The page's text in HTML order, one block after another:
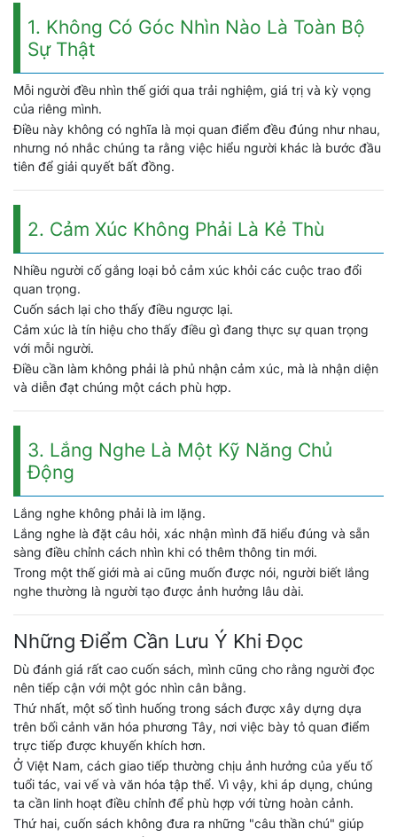
1. Không Có Góc Nhìn Nào Là Toàn Bộ
Sự Thật
Mỗi người đều nhìn thế giới qua trải nghiệm, giá trị và kỳ vọng
của riêng mình.
Điều này không có nghĩa là mọi quan điểm đều đúng như nhau,
nhưng nó nhắc chúng ta rằng việc hiểu người khác là bước đầu
tiên để giải quyết bất đồng.
2. Cảm Xúc Không Phải Là Kẻ Thù
Nhiều người cố gắng loại bỏ cảm xúc khỏi các cuộc trao đổi
quan trọng.
Cuốn sách lại cho thấy điều ngược lại.
Cảm xúc là tín hiệu cho thấy điều gì đang thực sự quan trọng
với mỗi người.
Điều cần làm không phải là phủ nhận cảm xúc, mà là nhận diện
và diễn đạt chúng một cách phù hợp.
3. Lắng Nghe Là Một Kỹ Năng Chủ
Động
Lắng nghe không phải là im lặng.
Lắng nghe là đặt câu hỏi, xác nhận mình đã hiểu đúng và sẵn
sàng điều chỉnh cách nhìn khi có thêm thông tin mới.
Trong một thế giới mà ai cũng muốn được nói, người biết lắng
nghe thường là người tạo được ảnh hưởng lâu dài.
Những Điểm Cần Lưu Ý Khi Đọc
Dù đánh giá rất cao cuốn sách, mình cũng cho rằng người đọc
nên tiếp cận với một góc nhìn cân bằng.
Thứ nhất, một số tình huống trong sách được xây dựng dựa
trên bối cảnh văn hóa phương Tây, nơi việc bày tỏ quan điểm
trực tiếp được khuyến khích hơn.
Ở Việt Nam, cách giao tiếp thường chịu ảnh hưởng của yếu tố
tuổi tác, vai vế và văn hóa tập thể. Vì vậy, khi áp dụng, chúng
ta cần linh hoạt điều chỉnh để phù hợp với từng hoàn cảnh.
Thứ hai, cuốn sách không đưa ra những "câu thần chú" giúp